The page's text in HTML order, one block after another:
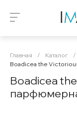
Главная / Каталог /
Boadicea the
Boadicea